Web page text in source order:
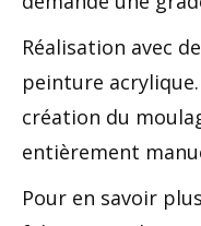
Réalisation avec
peinture
création du
entièrement
Pour en savoir